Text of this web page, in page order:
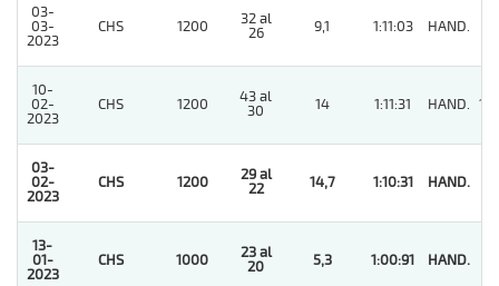
03-
03-
2023
CHS 1200
32 al
26
9,1 1:11:03 HAND.
10-
02-
2023
CHS 1200
43 al
30
14 1:11:31 HAND. 14
03-
02-
2023
CHS 1200
29 al
22
14,7 1:10:31 HAND.
13-
01-
2023
CHS 1000
23 al
20
5,3 1:00:91 HAND.